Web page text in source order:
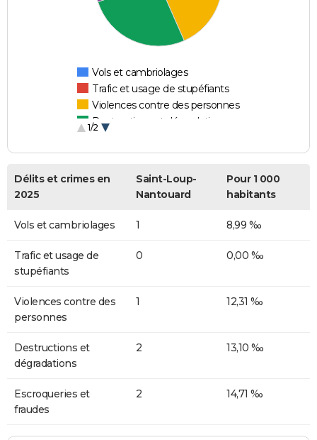
Vols et cambriolages
Trafic et usage de stupéfiants
Violences contre des personnes
Destructions et dégradations
1/2
Délits et crimes en
2025
Saint-Loup-
Nantouard
Pour 1 000
habitants
Vols et cambriolages 1 8,99 ‰
Trafic et usage de
stupéfiants
0 0,00 ‰
Violences contre des
personnes
1 12,31 ‰
Destructions et
dégradations
2 13,10 ‰
Escroqueries et
fraudes
2 14,71 ‰